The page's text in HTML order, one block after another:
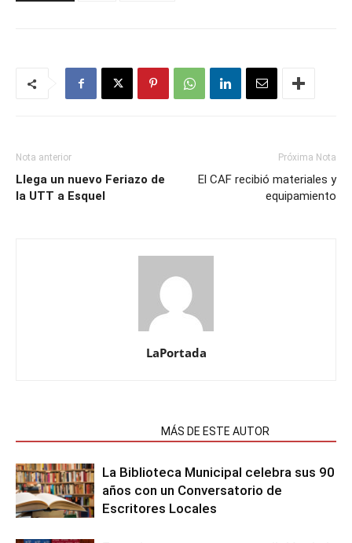
Nota anterior
Llega un nuevo Feriazo de
la UTT a Esquel
Próxima Nota
El CAF recibió materiales y
equipamiento
LaPortada
MÁS DE ESTE AUTOR
La Biblioteca Municipal celebra sus 90
años con un Conversatorio de
Escritores Locales